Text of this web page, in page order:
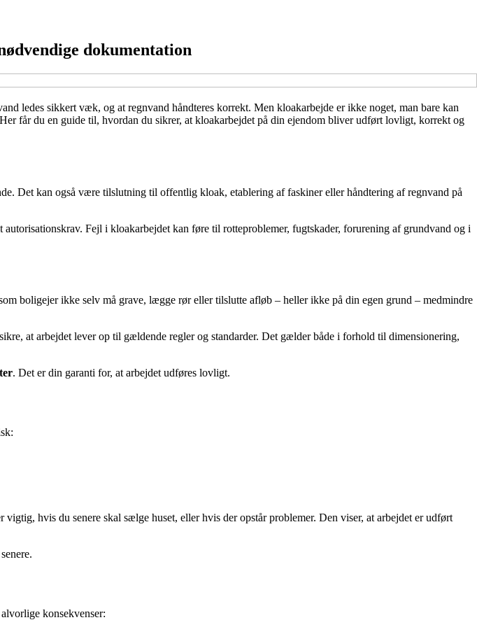
dokumentation
ledes sikkert væk, og at regnvand håndteres korrekt. Men kloakarbejde er ikke noget, man bare kan
får du en guide til, hvordan du sikrer, at kloakarbejdet på din ejendom bliver udført lovligt, korrekt og
Det kan også være tilslutning til offentlig kloak, etablering af faskiner eller håndtering af regnvand på
Fejl i kloakarbejdet kan føre til rotteproblemer, fugtskader, forurening af grundvand og i
boligejer ikke selv må grave, lægge rør eller tilslutte afløb – heller ikke på din egen grund – medmindre
at arbejdet lever op til gældende regler og standarder. Det gælder både i forhold til dimensionering,
. Det er din garanti for, at arbejdet udføres lovligt.
hvis du senere skal sælge huset, eller hvis der opstår problemer. Den viser, at arbejdet er udført
konsekvenser: